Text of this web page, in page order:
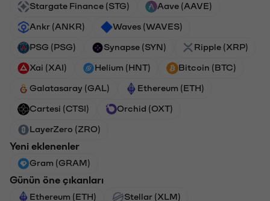
Stargate Finance (STG) Aave (AAVE)
Ankr (ANKR) Waves (WAVES)
PSG (PSG) Synapse (SYN) Ripple (XRP)
Xai (XAI) Helium (HNT) Bitcoin (BTC)
Galatasaray (GAL) Ethereum (ETH)
Cartesi (CTSI) Orchid (OXT)
LayerZero (ZRO)
Yeni eklenenler
Gram (GRAM)
Günün öne çıkanları
Ethereum (ETH) Stellar (XLM)